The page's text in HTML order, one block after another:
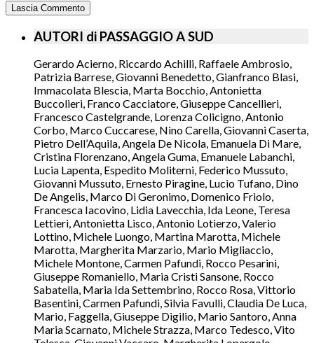
AUTORI di PASSAGGIO A SUD
Gerardo Acierno, Riccardo Achilli, Raffaele Ambrosio,
Patrizia Barrese, Giovanni Benedetto, Gianfranco Blasi,
Immacolata Blescia, Marta Bocchio, Antonietta
Buccolieri, Franco Cacciatore, Giuseppe Cancellieri,
Francesco Castelgrande, Lorenza Colicigno, Antonio
Corbo, Marco Cuccarese, Nino Carella, Giovanni Caserta,
Pietro Dell’Aquila, Angela De Nicola, Emanuela Di Mare,
Cristina Florenzano, Angela Guma, Emanuele Labanchi,
Lucia Lapenta, Espedito Moliterni, Federico Mussuto,
Giovanni Mussuto, Ernesto Piragine, Lucio Tufano, Dino
De Angelis, Marco Di Geronimo, Domenico Friolo,
Francesca Iacovino, Lidia Lavecchia, Ida Leone, Teresa
Lettieri, Antonietta Lisco, Antonio Lotierzo, Valerio
Lottino, Michele Luongo, Martina Marotta, Michele
Marotta, Margherita Marzario, Mario Migliaccio,
Michele Montone, Carmen Pafundi, Rocco Pesarini,
Giuseppe Romaniello, Maria Cristi Sansone, Rocco
Sabatella, Maria Ida Settembrino, Rocco Rosa, Vittorio
Basentini, Carmen Pafundi, Silvia Favulli, Claudia De Luca,
Mario, Faggella, Giuseppe Digilio, Mario Santoro, Anna
Maria Scarnato, Michele Strazza, Marco Tedesco, Vito